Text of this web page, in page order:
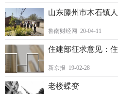
山东滕州市木石镇
鲁南财经网 20-04-11
住建部征求意见：
新京报 19-02-28
老楼蝶变